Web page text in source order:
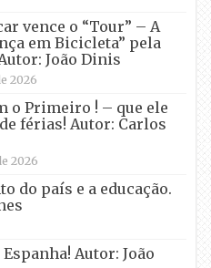
vence o “Tour” – A
em Bicicleta” pela
João Dinis
2026
o Primeiro ! – que ele
férias! Autor: Carlos
2026
do país e a educação.
Autor: João